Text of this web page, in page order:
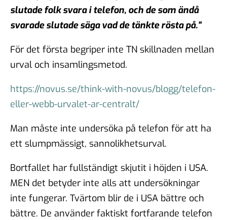
slutade folk svara i telefon, och de som ändå
svarade slutade säga vad de tänkte rösta på.”
För det första begriper inte TN skillnaden mellan
urval och insamlingsmetod.
https://novus.se/think-with-novus/blogg/telefon-
eller-webb-urvalet-ar-centralt/
Man måste inte undersöka på telefon för att ha
ett slumpmässigt, sannolikhetsurval.
Bortfallet har fullständigt skjutit i höjden i USA.
MEN det betyder inte alls att undersökningar
inte fungerar. Tvärtom blir de i USA bättre och
bättre. De använder faktiskt fortfarande telefon